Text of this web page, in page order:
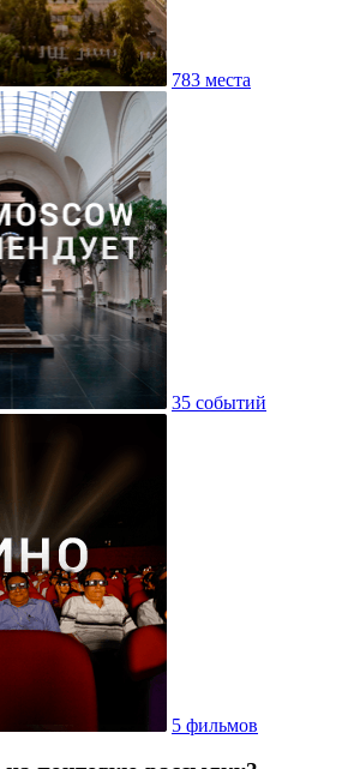
783 места
35 событий
5 фильмов